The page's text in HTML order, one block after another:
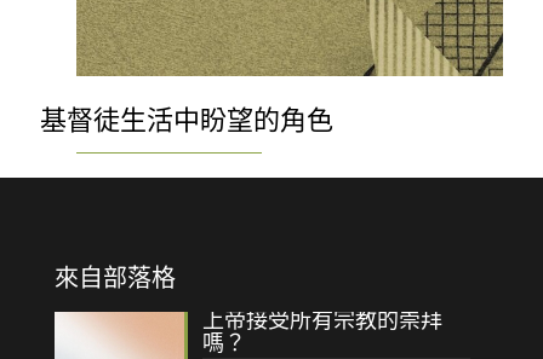
基督徒生活中盼望的角色
來自部落格
上帝接受所有宗教的崇拜
嗎？